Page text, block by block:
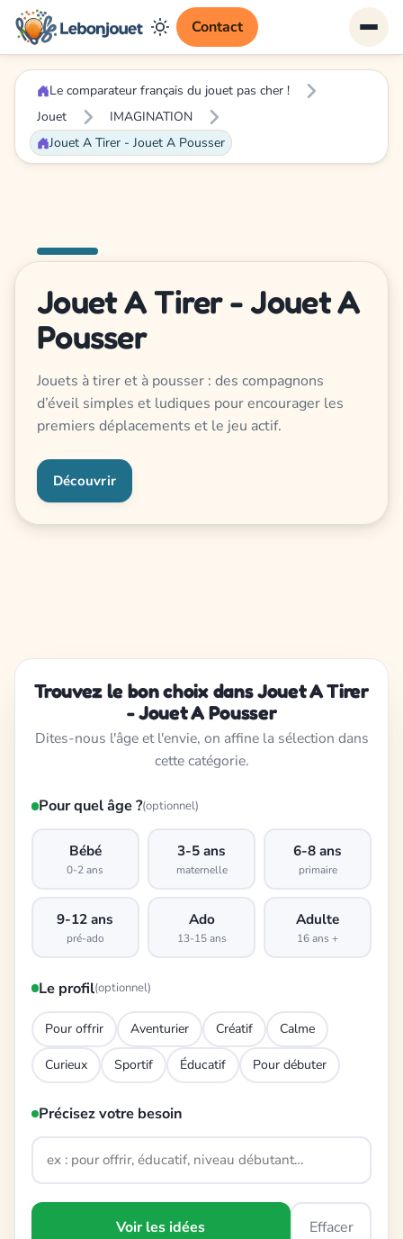
Contact
Le comparateur français du jouet pas cher !
Jouet
IMAGINATION
Jouet A Tirer - Jouet A Pousser
Jouet A Tirer - Jouet A
Pousser
Jouets à tirer et à pousser : des compagnons
d’éveil simples et ludiques pour encourager les
premiers déplacements et le jeu actif.
Découvrir
Trouvez le bon choix dans Jouet A Tirer
- Jouet A Pousser
Dites-nous l'âge et l'envie, on affine la sélection dans
cette catégorie.
Pour quel âge ?(optionnel)
Bébé
0-2 ans
3-5 ans
maternelle
6-8 ans
primaire
9-12 ans
pré-ado
Ado
13-15 ans
Adulte
16 ans +
Le profil(optionnel)
Pour offrir Aventurier Créatif Calme
Curieux Sportif Éducatif Pour débuter
Précisez votre besoin
Voir les idées Effacer